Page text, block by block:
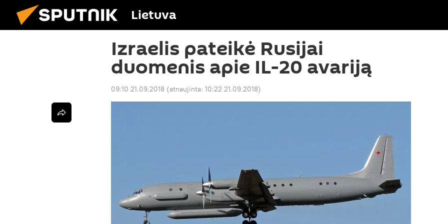
Lietuva
Izraelis pateikė Rusijai
duomenis apie IL-20 avariją
09:10 21.09.2018 (atnaujinta: 10:22 21.09.2018)